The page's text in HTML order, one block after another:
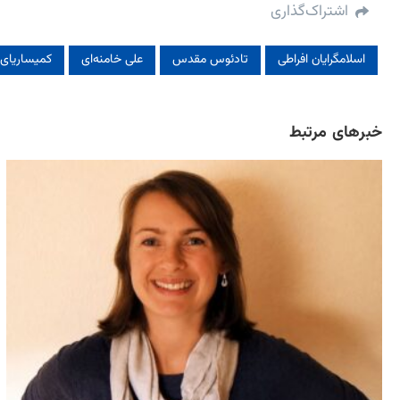
اشتراک‌گذاری
اسلامگرایان افراطی تادئوس مقدس علی خامنه‌ای
خبرهای مرتبط